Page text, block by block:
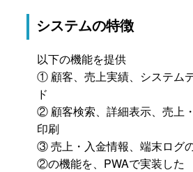
システムの特徴
以下の機能を提供
① 顧客、売上実績、システム
ド
② 顧客検索、詳細表示、売上
印刷
③ 売上・入金情報、端末ログ
②の機能を、PWAで実装した